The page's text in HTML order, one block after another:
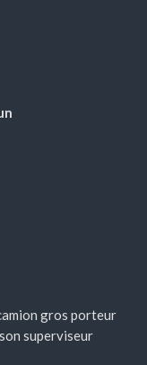
gros porteur
superviseur